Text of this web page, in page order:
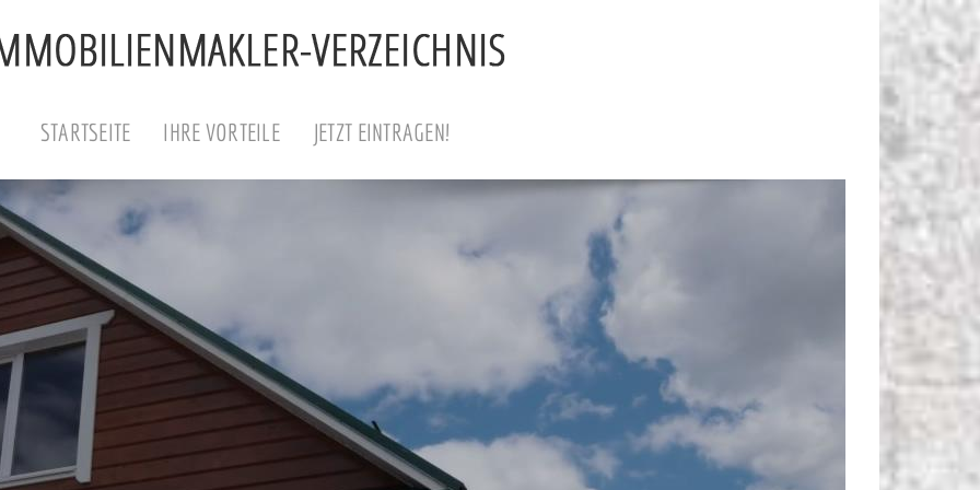
STARTSEITE IHRE VORTEILE JETZT EINTRAGEN!